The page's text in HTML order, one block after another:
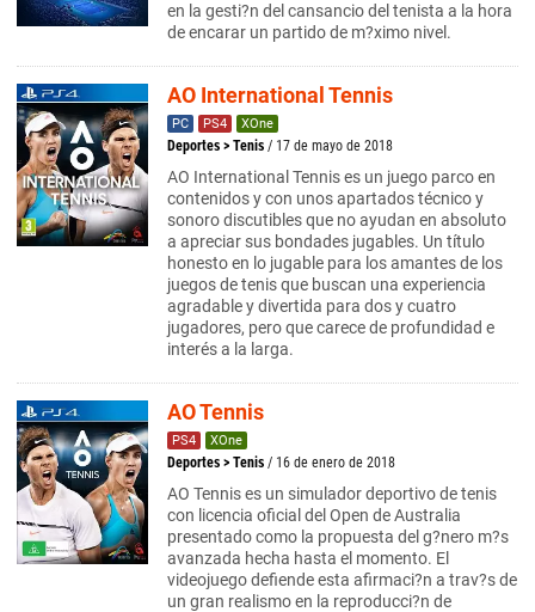
en la gesti?n del cansancio del tenista a la hora
de encarar un partido de m?ximo nivel.
AO International Tennis
PC PS4 XOne
Deportes > Tenis / 17 de mayo de 2018
AO International Tennis es un juego parco en
contenidos y con unos apartados técnico y
sonoro discutibles que no ayudan en absoluto
a apreciar sus bondades jugables. Un título
honesto en lo jugable para los amantes de los
juegos de tenis que buscan una experiencia
agradable y divertida para dos y cuatro
jugadores, pero que carece de profundidad e
interés a la larga.
AO Tennis
PS4 XOne
Deportes > Tenis / 16 de enero de 2018
AO Tennis es un simulador deportivo de tenis
con licencia oficial del Open de Australia
presentado como la propuesta del g?nero m?s
avanzada hecha hasta el momento. El
videojuego defiende esta afirmaci?n a trav?s de
un gran realismo en la reproducci?n de